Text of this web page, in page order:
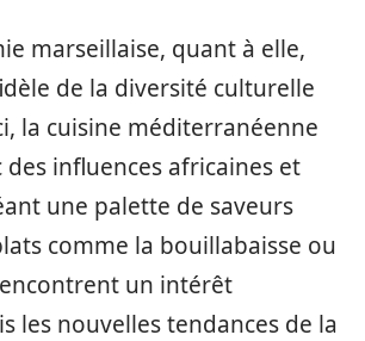
marseillaise, quant à elle,
de la diversité culturelle
la cuisine méditerranéenne
des influences africaines et
une palette de saveurs
comme la bouillabaisse ou
un intérêt
les nouvelles tendances de la